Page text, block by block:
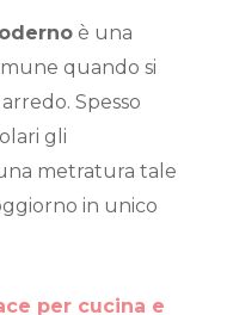
è una
quando si
Spesso
gli
metratura tale
in unico
per cucina e